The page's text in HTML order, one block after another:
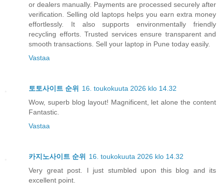
or dealers manually. Payments are processed securely after
verification. Selling old laptops helps you earn extra money
effortlessly. It also supports environmentally friendly
recycling efforts. Trusted services ensure transparent and
smooth transactions. Sell your laptop in Pune today easily.
Vastaa
토토사이트 순위
16. toukokuuta 2026 klo 14.32
Wow, superb blog layout! Magnificent, let alone the content
Fantastic.
Vastaa
카지노사이트 순위
16. toukokuuta 2026 klo 14.32
Very great post. I just stumbled upon this blog and its
excellent point.